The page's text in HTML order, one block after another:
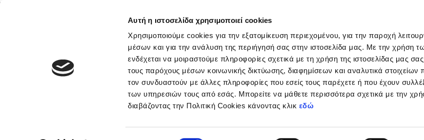
Αυτή η ιστοσελίδα χρησιμοποιεί cookies
Χρησιμοποιούμε cookies για την εξατομίκευση περιεχομένου, για την παροχή
μέσων και για την ανάλυση της περιήγησή σας στην ιστοσελίδα μας. Με την χρήση
ενδέχεται να μοιραστούμε πληροφορίες σχετικά με τη χρήση της ιστοσελίδας μας
τους παρόχους μέσων κοινωνικής δικτύωσης, διαφημίσεων και αναλυτικά
τον συνδυαστούν με άλλες πληροφορίες που εσείς τους παρέχετε ή που έχουν
των υπηρεσιών τους από εσάς. Μπορείτε να μάθετε περισσότερα σχετικά με την
διαβάζοντας την Πολιτική Cookies κάνοντας κλικ εδώ
Νέα & Πληροφορίες Εθνικές Ομάδες Διοργανώσεις
Previous
ΧΡΙΣΤΟΣ ΖΗΝΩΝΟΣ
Νούμερο Φανέλας